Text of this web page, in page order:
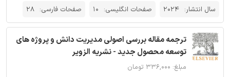
سال انتشار: 2024 صفحات انگلیسی: 10 صفحات فارسی: 28
ترجمه مقاله بررسی اصولی مدیریت دانش و پروژه های
توسعه محصول جدید - نشریه الزویر
مبلغ: ۳۳۶,۰۰۰ تومان